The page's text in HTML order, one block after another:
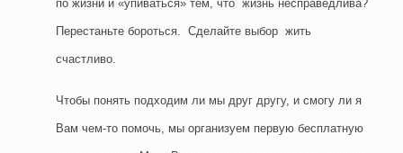
по жизни и «упиваться» тем, что жизнь несправедлива?
Перестаньте бороться. Сделайте выбор жить
счастливо.
Чтобы понять подходим ли мы друг другу, и смогу ли я
Вам чем-то помочь, мы организуем первую бесплатную